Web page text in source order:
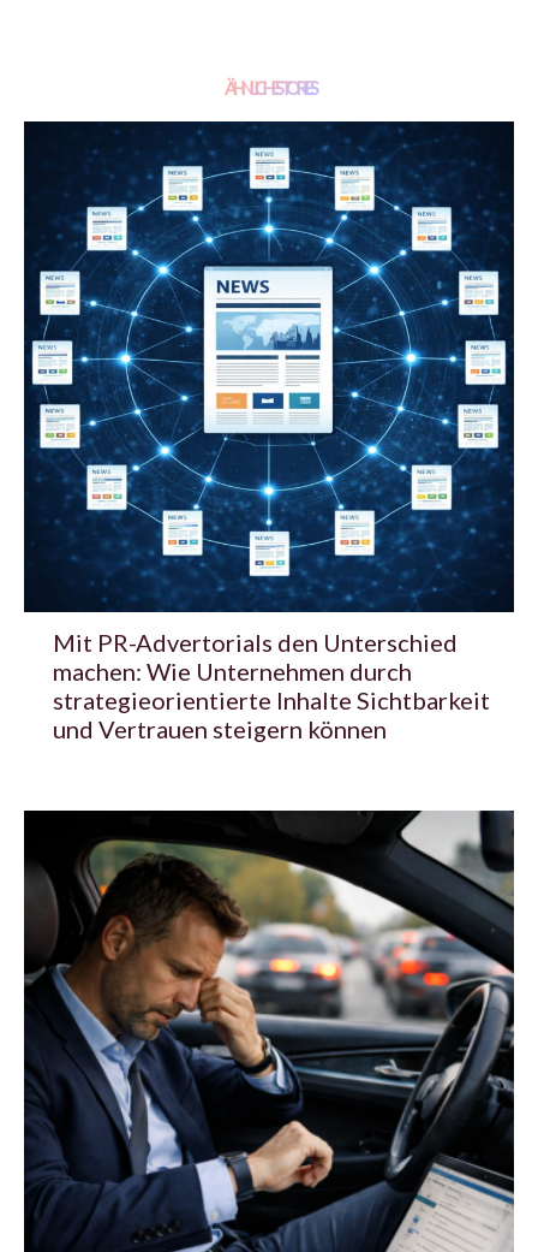
ÄHNLICHE STORIES
Mit PR-Advertorials den Unterschied
machen: Wie Unternehmen durch
strategieorientierte Inhalte Sichtbarkeit
und Vertrauen steigern können